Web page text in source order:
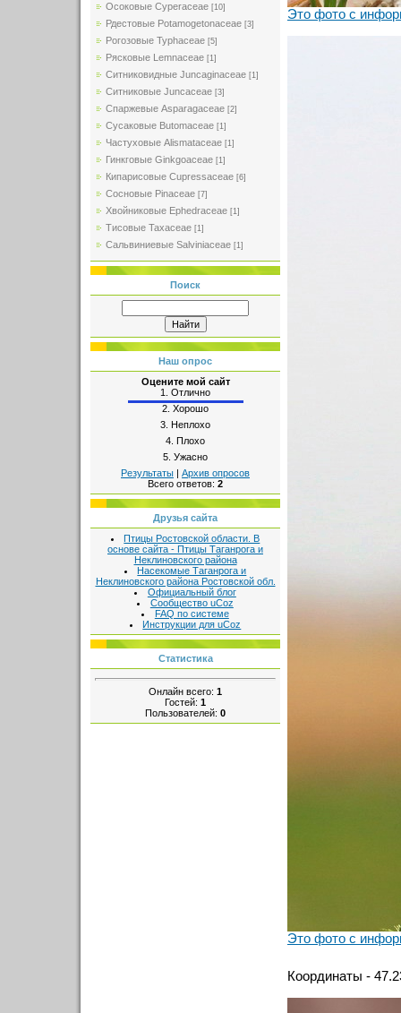
Осоковые Cyperaceae [10]
Рдестовые Potamogetonaceae [3]
Рогозовые Typhaceae [5]
Рясковые Lemnaceae [1]
Ситниковидные Juncaginaceae [1]
Ситниковые Juncaceae [3]
Спаржевые Asparagaceae [2]
Сусаковые Butomaceae [1]
Частуховые Alismataceae [1]
Гинкговые Ginkgoaceae [1]
Кипарисовые Cupressaceae [6]
Сосновые Pinaceae [7]
Хвойниковые Ephedraceae [1]
Тисовые Taxaceae [1]
Сальвиниевые Salviniaceae [1]
Поиск
Наш опрос
Оцените мой сайт
1. Отлично
2. Хорошо
3. Неплохо
4. Плохо
5. Ужасно
Результаты | Архив опросов
Всего ответов: 2
Друзья сайта
Птицы Ростовской области. В
основе сайта - Птицы Таганрога и
Неклиновского района
Насекомые Таганрога и
Неклиновского района Ростовской обл.
Официальный блог
Сообщество uCoz
FAQ по системе
Инструкции для uCoz
Статистика
Онлайн всего: 1
Гостей: 1
Пользователей: 0
Это фото с
Это фото с
Координаты -